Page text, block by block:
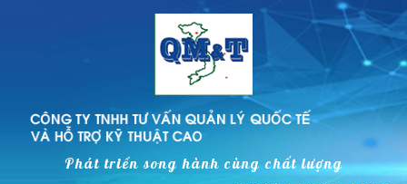
Phát triển song hành cùng chất lượng